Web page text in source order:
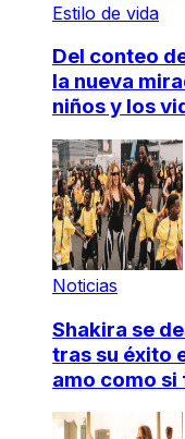
Estilo de vida
Del conteo
la nueva
niños y los
Noticias
Shakira se
tras su éxito
amo como si